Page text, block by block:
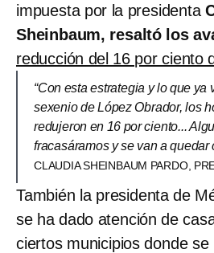
impuesta por la presidenta
Sheinbaum, resaltó los
reducción del 16 por ciento
“Con esta estrategia y lo que ya
sexenio de López Obrador, los
redujeron en 16 por ciento...
fracasáramos y se van a quedar
CLAUDIA SHEINBAUM PARDO,
También la presidenta de
se ha dado atención de
ciertos municipios donde